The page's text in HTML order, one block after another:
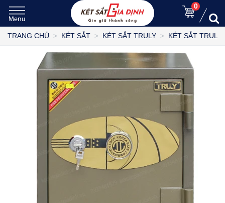
0
TRANG CHỦ KÉT SẮT KÉT SẮT TRULY KÉT SẮT TRULY